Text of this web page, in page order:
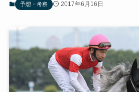
予想・考察 2017年6月16日